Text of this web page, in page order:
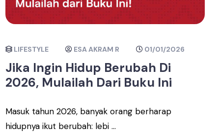
LIFESTYLE ESA AKRAM R 01/01/2026
Jika Ingin Hidup Berubah Di
2026, Mulailah Dari Buku Ini
Masuk tahun 2026, banyak orang berharap
hidupnya ikut berubah: lebi ...